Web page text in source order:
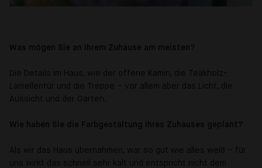
Was mögen Sie an Ihrem Zuhause am meisten?
Die Details im Haus, wie der offene Kamin, die Teakholz-
Lamellentür und die Treppe – vor allem aber das Licht, die
Aussicht und der Garten.
Wie haben Sie die Farbgestaltung Ihres Zuhauses geplant?
Als wir das Haus übernahmen, war so gut wie alles weiß – für
uns wirkt das schnell sehr kalt und entspricht nicht dem